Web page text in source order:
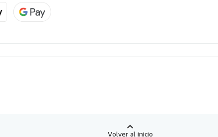
Volver al inicio